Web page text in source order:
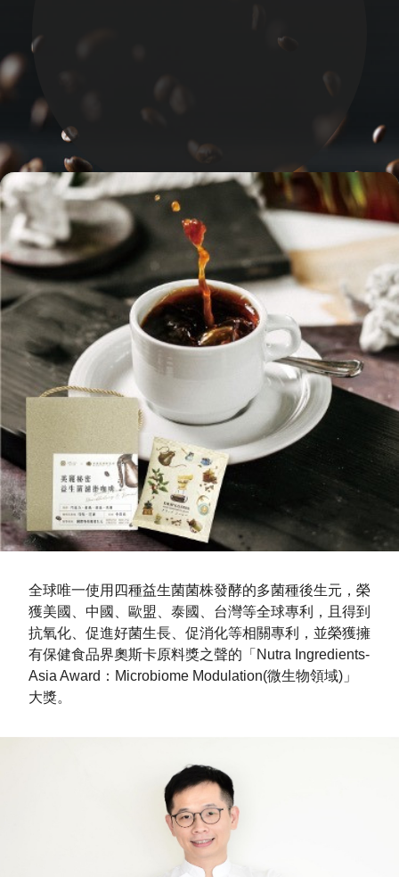
全球唯一使用四種益生菌菌株發酵的多菌種後生元，榮
獲美國、中國、歐盟、泰國、台灣等全球專利，且得到
抗氧化、促進好菌生長、促消化等相關專利，並榮獲擁
有保健食品界奧斯卡原料獎之聲的「Nutra Ingredients-
Asia Award：Microbiome Modulation(微生物領域)」
大獎。